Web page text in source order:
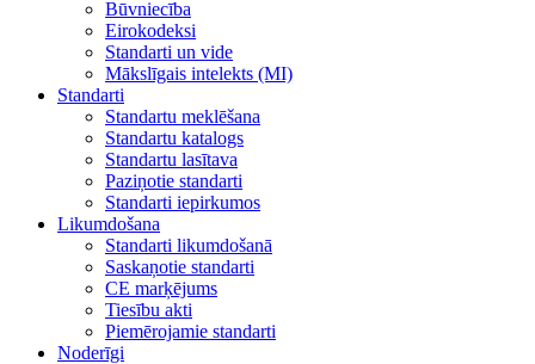
Būvniecība
Eirokodeksi
Standarti un vide
Mākslīgais intelekts (MI)
Standarti
Standartu meklēšana
Standartu katalogs
Standartu lasītava
Paziņotie standarti
Standarti iepirkumos
Likumdošana
Standarti likumdošanā
Saskaņotie standarti
CE marķējums
Tiesību akti
Piemērojamie standarti
Noderīgi